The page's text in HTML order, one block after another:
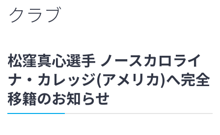
クラブ
松窪真心選手 ノースカロライ
ナ・カレッジ(アメリカ)へ完全
移籍のお知らせ